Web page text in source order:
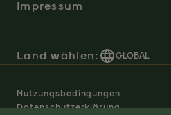
Impressum
Land wählen: GLOBAL
Nutzungsbedingungen
Datenschutzerklärung